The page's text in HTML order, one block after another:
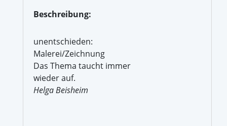
Beschreibung:
unentschieden:
Malerei/Zeichnung
Das Thema taucht immer
wieder auf.
Helga Beisheim